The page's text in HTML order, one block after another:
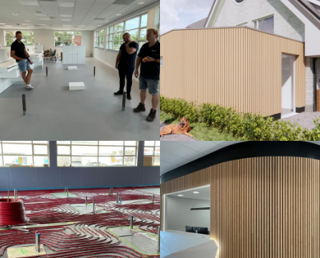
Vorige maand hebben we de
oplevering gehad van de
orthodontiepraktijk in Lent. Het
betreft de praktijkinrichting van
een orthodontiepraktijk.
Wij vinden dat het erg mooi is
Lees meer
Wij zijn niet alleen goed in het
ontwerpen van ruimten voor de
weten ook hoe je het beste een
ruimte kunt inrichten voor de
Lees meer
fase, de vergunningsfase en de
aanbestedingsfase zijn we nu druk
bezig in de uitvoeringsfase van de
inrichting van een
orthodontiepraktijk in Lent.
Onlangs hebben we
Othodontistenpraktijk Horst
opgeleverd. Een zeer duurzame
materialen en installaties.